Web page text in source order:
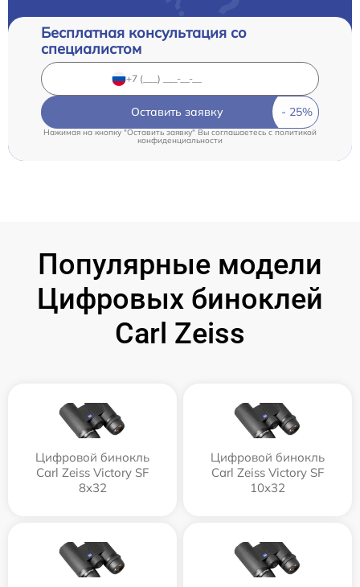
Бесплатная консультация со
специалистом
Оставить заявку
Нажимая на кнопку "Оставить заявку" Вы соглашаетесь cполитикой
конфиденциальности
Популярные модели
Цифровых биноклей
Carl Zeiss
Цифровой бинокль
Carl Zeiss Victory SF
8x32
Цифровой бинокль
Carl Zeiss Victory SF
10x32